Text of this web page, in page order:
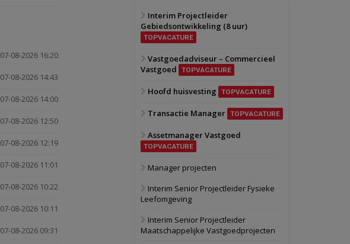
07-08-2026 16:20
07-08-2026 14:43
07-08-2026 14:00
07-08-2026 12:50
07-08-2026 12:19
07-08-2026 11:01
07-08-2026 10:22
07-08-2026 10:11
07-08-2026 09:31
Zwanenburg
6 oktober 2026
Oranje
28 september 2026
bedrijventerrein
Bekijk
Schuinesloot
Interim Projectleider
Gebiedsontwikkeling (8 uur)
TOPVACATURE
Vastgoedadviseur – Commercieel
Vastgoed
TOPVACATURE
Hoofd huisvesting TOPVACATURE
Transactie Manager TOPVACATURE
Assetmanager Vastgoed
TOPVACATURE
Manager projecten
Interim Senior Projectleider Fysieke
Leefomgeving
Interim Senior Projectleider
Maatschappelijke Vastgoedprojecten